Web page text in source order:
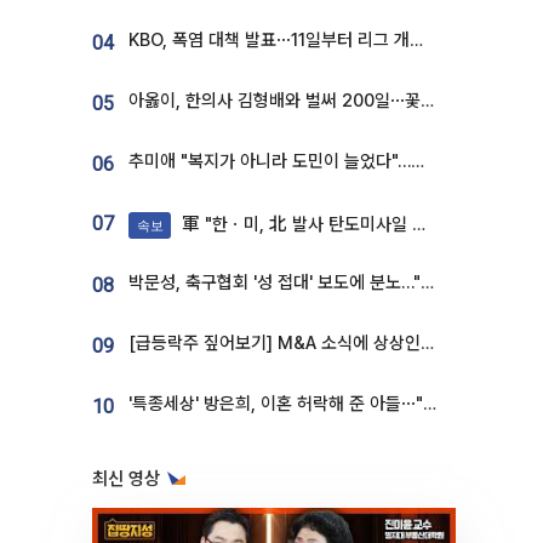
04 KBO, 폭염 대책 발표⋯11일부터 리그 개시ㆍ경기 오후 7시 시작
05 아옳이, 한의사 김형배와 벌써 200일⋯꽃다발 들고 "프러포즈 아냐"
06 추미애 "복지가 아니라 도민이 늘었다"…재정난 책임론 정면돌파
07 속보 軍 "한ㆍ미, 北 발사 탄도미사일 제원 정밀분석 중"
08 박문성, 축구협회 '성 접대' 보도에 분노…"다 말아먹으려고 작정했나"
09 [급등락주 짚어보기] M&A 소식에 상상인증권ㆍ유니켐 ‘상한가’⋯유증 제동 걸린 SK디앤디↑
10 '특종세상' 방은희, 이혼 허락해 준 아들⋯"너무 잘 커줬다" 오열
최신 영상